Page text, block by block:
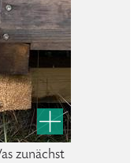
zunächst